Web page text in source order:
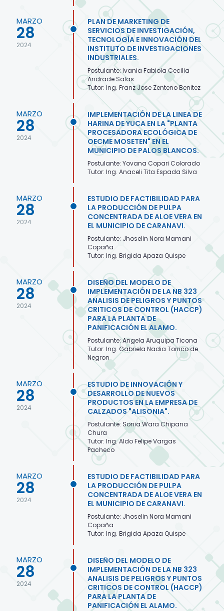
MARZO
28
2024
PLAN DE MARKETING DE
SERVICIOS DE INVESTIGACIÓN,
TECNOLOGÍA E INNOVACIÓN DEL
INSTITUTO DE INVESTIGACIONES
INDUSTRIALES.
Postulante: Ivania Fabiola Cecilia
Andrade Salas
Tutor: Ing. Franz Jose Zenteno Benitez
MARZO
28
2024
IMPLEMENTACIÓN DE LA LINEA DE
HARINA DE YUCA EN LA "PLANTA
PROCESADORA ECOLÓGICA DE
OECME MOSETEN" EN EL
MUNICIPIO DE PALOS BLANCOS.
Postulante: Yovana Copari Colorado
Tutor: Ing. Anaceli Tita Espada Silva
MARZO
28
2024
ESTUDIO DE FACTIBILIDAD PARA
LA PRODUCCIÓN DE PULPA
CONCENTRADA DE ALOE VERA EN
EL MUNICIPIO DE CARANAVI.
Postulante: Jhoselin Nora Mamani
Copaña
Tutor: Ing. Brigida Apaza Quispe
MARZO
28
2024
DISEÑO DEL MODELO DE
IMPLEMENTACIÓN DE LA NB 323
ANALISIS DE PELIGROS Y PUNTOS
CRITICOS DE CONTROL (HACCP)
PARA LA PLANTA DE
PANIFICACIÓN EL ALAMO.
Postulante: Angela Aruquipa Ticona
Tutor: Ing. Gabriela Nadia Torrico de
Negron
MARZO
28
2024
ESTUDIO DE INNOVACIÓN Y
DESARROLLO DE NUEVOS
PRODUCTOS EN LA EMPRESA DE
CALZADOS "ALISONIA".
Postulante: Sonia Wara Chipana
Chura
Tutor: Ing. Aldo Felipe Vargas
Pacheco
MARZO
28
2024
ESTUDIO DE FACTIBILIDAD PARA
LA PRODUCCIÓN DE PULPA
CONCENTRADA DE ALOE VERA EN
EL MUNICIPIO DE CARANAVI.
Postulante: Jhoselin Nora Mamani
Copaña
Tutor: Ing. Brigida Apaza Quispe
MARZO
28
2024
DISEÑO DEL MODELO DE
IMPLEMENTACIÓN DE LA NB 323
ANALISIS DE PELIGROS Y PUNTOS
CRITICOS DE CONTROL (HACCP)
PARA LA PLANTA DE
PANIFICACIÓN EL ALAMO.